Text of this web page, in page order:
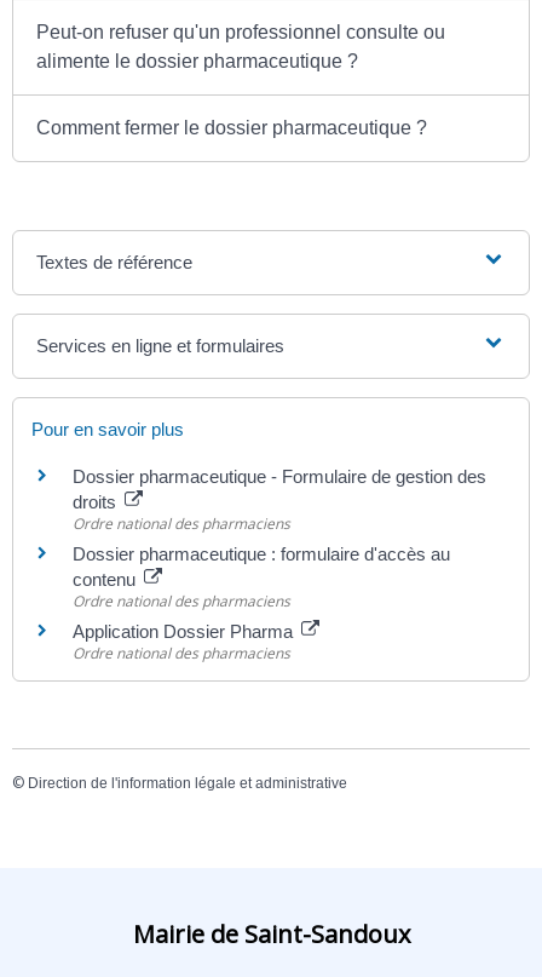
Peut-on refuser qu'un professionnel consulte ou
alimente le dossier pharmaceutique ?
Comment fermer le dossier pharmaceutique ?
Textes de référence
Services en ligne et formulaires
Pour en savoir plus
Dossier pharmaceutique - Formulaire de gestion des
droits
Ordre national des pharmaciens
Dossier pharmaceutique : formulaire d'accès au
contenu
Ordre national des pharmaciens
Application Dossier Pharma
Ordre national des pharmaciens
© Direction de l'information légale et administrative
Mairie de Saint-Sandoux